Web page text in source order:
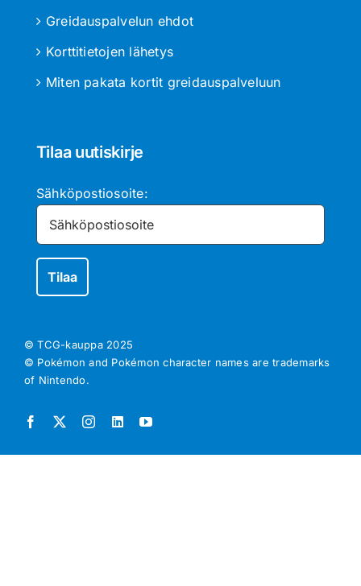
Greidauspalvelun ehdot
Korttitietojen lähetys
Miten pakata kortit greidauspalveluun
Tilaa uutiskirje
Sähköpostiosoite:
© TCG-kauppa 2025
© Pokémon and Pokémon character names are trademarks
of Nintendo.